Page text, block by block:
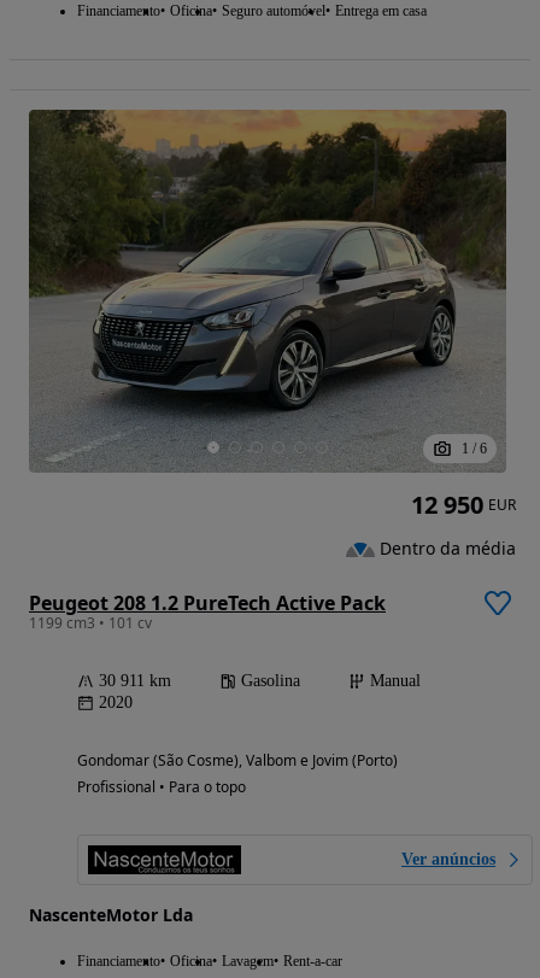
Financiamento Oficina Seguro automóvel Entrega em casa
1 / 6
Peugeot 208 1.2 PureTech Active Pack
1199 cm3 • 101 cv
30 911 km Gasolina
Manual
2020
Gondomar (São Cosme), Valbom e Jovim (Porto)
Profissional • Para o topo
Ver anúncios
NascenteMotor Lda
Financiamento Oficina Lavagem Rent-a-car
12 950 EUR
Dentro da média